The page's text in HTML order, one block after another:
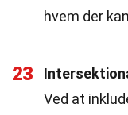
hvem der
23
Ved at